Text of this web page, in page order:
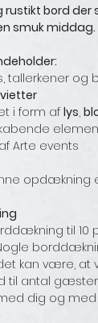
rustikt bord
smuk middag.
tallerkener og
i form aflys,
af Arte events
opdækning
til 10
kan være, at
til antal
dig og